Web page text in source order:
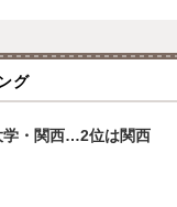
グ
学・関西…2位は関西